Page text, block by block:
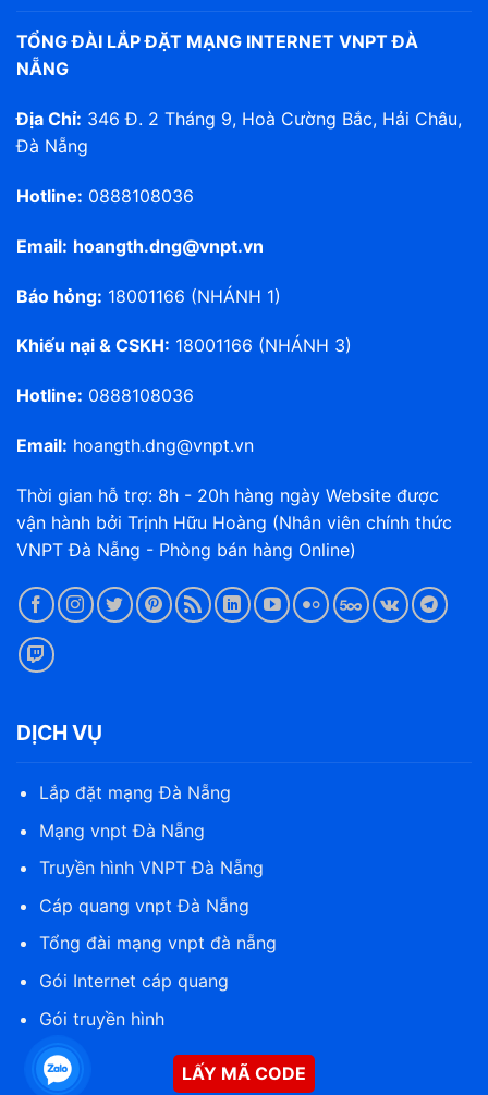
TỔNG ĐÀI LẮP ĐẶT MẠNG INTERNET VNPT ĐÀ
NẴNG
Địa Chỉ: 346 Đ. 2 Tháng 9, Hoà Cường Bắc, Hải Châu,
Đà Nẵng
Hotline: 0888108036
Email: hoangth.dng@vnpt.vn
Báo hỏng: 18001166 (NHÁNH 1)
Khiếu nại & CSKH: 18001166 (NHÁNH 3)
Hotline: 0888108036
Email: hoangth.dng@vnpt.vn
Thời gian hỗ trợ: 8h - 20h hàng ngày Website được
vận hành bởi Trịnh Hữu Hoàng (Nhân viên chính thức
VNPT Đà Nẵng - Phòng bán hàng Online)
DỊCH VỤ
Lắp đặt mạng Đà Nẵng
Mạng vnpt Đà Nẵng
Truyền hình VNPT Đà Nẵng
Cáp quang vnpt Đà Nẵng
Tổng đài mạng vnpt đà nẵng
Gói Internet cáp quang
Gói truyền hình
LẤY MÃ CODE